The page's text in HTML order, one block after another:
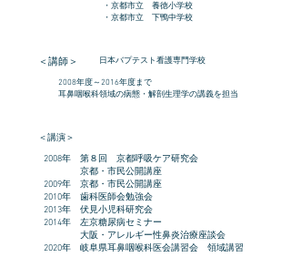
​・京都市立 養徳小学校
・京都市立 下鴨中学校
日本バプテスト看護専門学校
2008年度～2016年度まで
​耳鼻咽喉科領域の病態・解剖生理学の講義を担当
＜講師＞
＜講演＞
2008年 第８回 京都呼吸ケア研究会
京都・市民公開講座
2009年 京都・市民公開講座
2010年 歯科医師会勉強会
2013年 伏見小児科研究会
2014年 左京糖尿病セミナー
大阪・アレルギー性鼻炎治療座談会
2020年 岐阜県耳鼻咽喉科医会講習会 領域講習